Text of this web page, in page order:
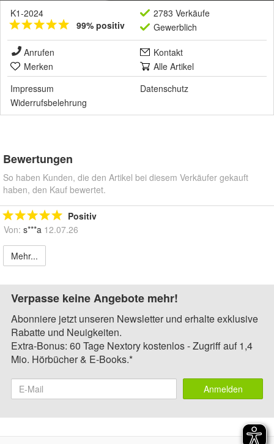
K1-2024
99% positiv
2783 Verkäufe
Gewerblich
Anrufen
Kontakt
Merken
Alle Artikel
Impressum
Datenschutz
Widerrufsbelehrung
Bewertungen
So haben Kunden, die den Artikel bei diesem Verkäufer gekauft
haben, den Kauf bewertet.
Positiv
Von: s***a 12.07.26
Mehr...
Verpasse keine Angebote mehr!
Abonniere jetzt unseren Newsletter und erhalte exklusive
Rabatte und Neuigkeiten.
Extra-Bonus: 60 Tage Nextory kostenlos - Zugriff auf 1,4
Mio. Hörbücher & E-Books.*
Anmelden